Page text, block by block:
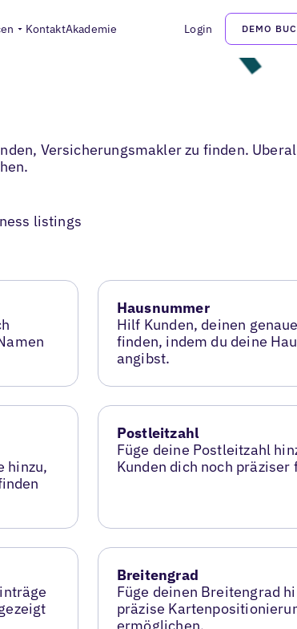
KontaktAkademie Login DEMO
Versicherungsmakler zu finden.
listings
Hausnummer
Hilf Kunden, deinen
finden, indem du deine
angibst.
hinzu,
Postleitzahl
Füge deine Postleitzahl
Kunden dich noch präziser
Breitengrad
Füge deinen Breitengrad
präzise